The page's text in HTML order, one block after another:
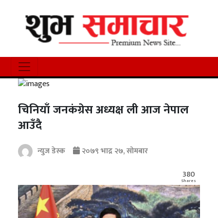
चिनियाँ जनकंग्रेस अध्यक्ष ली आज नेपाल
आउँदै
न्युज डेस्क
२०७९ भाद्र २७, सोमबार
380
Shares